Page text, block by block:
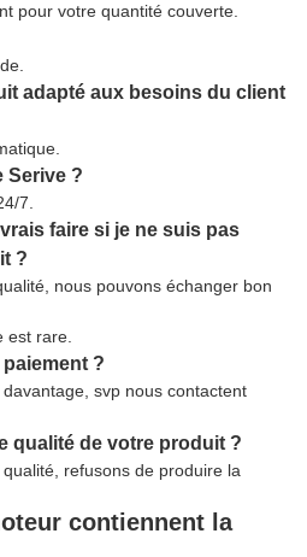
pour votre quantité couverte.
adapté aux besoins du client
Serive ?
7.
faire si je ne suis pas
?
nous pouvons échanger bon
est rare.
paiement ?
svp nous contactent
qualité de votre produit ?
refusons de produire la
contiennent la